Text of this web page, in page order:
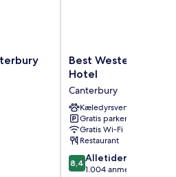
Best
Western
Barton
Hotel
Canterbury
Best Western
Hotel
Canterbury
Kæledyrsvenligt
Gratis parkering
Gratis Wi-Fi
Restaurant
8.4
ud
8,4 Alletiders
1.004 anmeldelser